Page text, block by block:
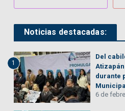
Noticias destacadas:
1
Del
durante
Municipal
6 de